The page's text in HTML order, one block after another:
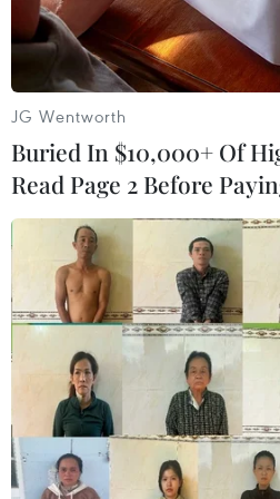
Một cửa hàng thời trang ở
Thống đốc của một số
lớn ngày 29/9 cho rằng
về nguồn cung đang làm
trở đà phục hồi của nền
JG Wentworth
Buried In $10,000+ Of
Read Page 2 Before